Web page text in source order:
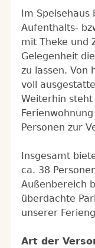
Im
Aufenthalts-
mit Theke und
Gelegenheit
zu lassen. Von
voll
Weiterhin
Personen zur
Insgesamt
ca. 38
Außenbereich
überdachte
unserer
Art der